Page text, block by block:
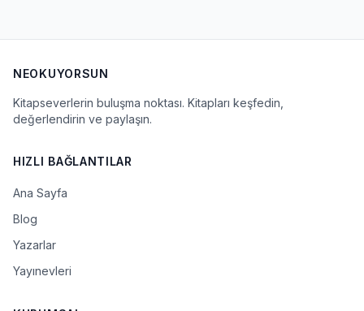
NEOKUYORSUN
Kitapseverlerin buluşma noktası. Kitapları keşfedin,
değerlendirin ve paylaşın.
HIZLI BAĞLANTILAR
Ana Sayfa
Blog
Yazarlar
Yayınevleri